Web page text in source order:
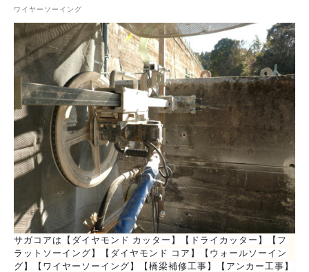
ワイヤーソーイング
サガコアは【ダイヤモンド カッター】【ドライカッター】【フ
ラットソーイング】【ダイヤモンド コア】【ウォールソーイン
グ】【ワイヤーソーイング】【橋梁補修工事】【アンカー工事】